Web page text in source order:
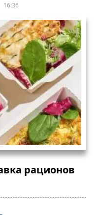
16:36
рационов